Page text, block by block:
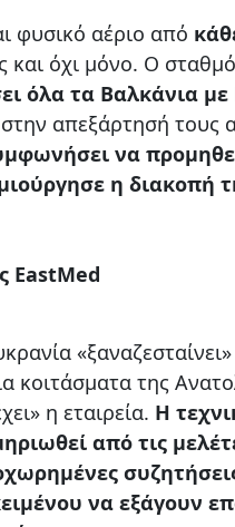
φυσικό αέριο από
και όχι μόνο. Ο
όλα τα Βαλκάνια με
απεξάρτησή
να
η διακοπή
EastMed
κοιτάσματα της
η εταιρεία. Η
από τις
να εξάγουν